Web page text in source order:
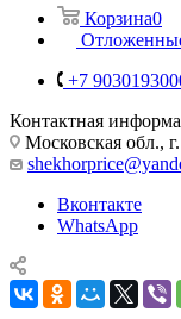
Корзина0
+7
Контактная
Московская обл.,
Вконтакте
WhatsApp